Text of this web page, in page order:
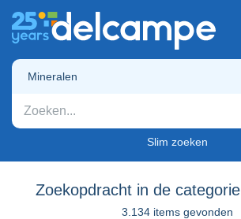
Mineralen
Slim zoeken
Zoekopdracht in de categorie
3.134 items gevonden